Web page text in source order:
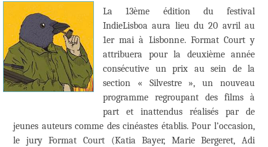
La 13ème édition du festival
IndieLisboa aura lieu du 20 avril au
1er mai à Lisbonne. Format Court y
attribuera pour la deuxième année
consécutive un prix au sein de la
section « Silvestre », un nouveau
programme regroupant des films à
part et inattendus réalisés par de
jeunes auteurs comme des cinéastes établis. Pour l’occasion,
le jury Format Court (Katia Bayer, Marie Bergeret, Adi